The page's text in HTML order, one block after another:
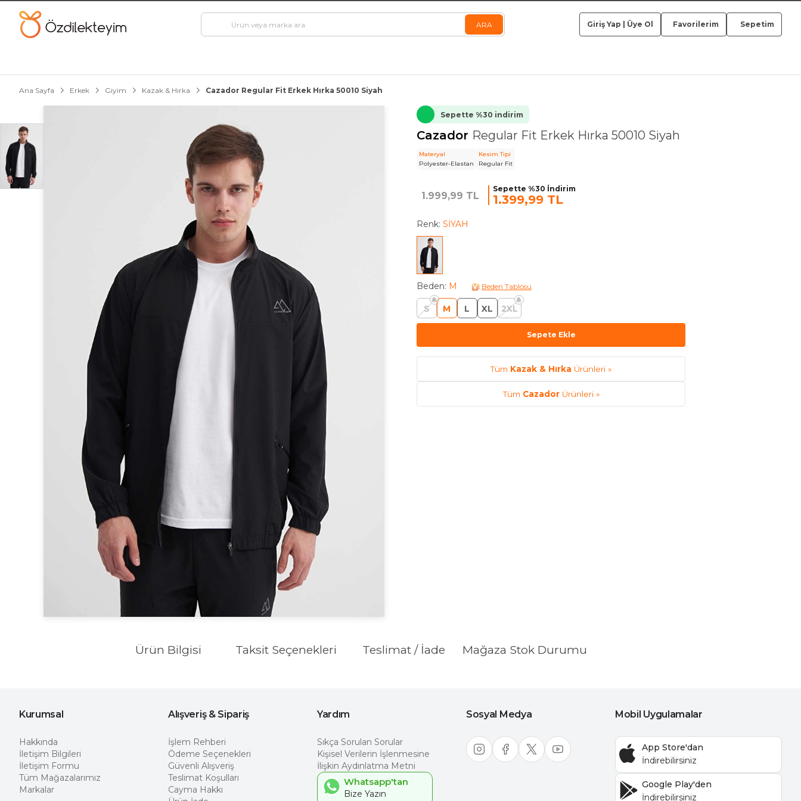
Giriş Yap Üye Ol Favorilerim Sepetim
Ana Sayfa Erkek Giyim Kazak & Hırka Cazador Regular Fit Erkek Hırka 50010 Siyah
Sepette %30 indirim
Cazador Regular Fit Erkek Hırka 50010 Siyah
Materyal
Polyester-Elastan
Kesim Tipi
Regular Fit
1.999,99 TL
Sepette %30 İndirim
1.399,99 TL
Renk: SİYAH
Beden: M Beden Tablosu
S M L XL 2XL
Sepete Ekle
Tüm Kazak & Hırka Ürünleri »
Tüm CazadorÜrünleri »
Ürün Bilgisi Taksit Seçenekleri Teslimat / İade Mağaza Stok Durumu
Kurumsal
Hakkında
İletişim Bilgileri
İletişim Formu
Tüm Mağazalarımız
Markalar
Alışveriş & Sipariş
İşlem Rehberi
Ödeme Seçenekleri
Güvenli Alışveriş
Teslimat Koşulları
Cayma Hakkı
Yardım
Sıkça Sorulan Sorular
Kişisel Verilerin İşlenmesine
İlişkin Aydınlatma Metni
Whatsapp'tan
Sosyal Medya Mobil Uygulamalar
App Store'dan
Google Play'den